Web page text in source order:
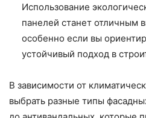
Использование
панелей станет отличным
особенно если вы
устойчивый подход в
В зависимости от
выбрать разные типы